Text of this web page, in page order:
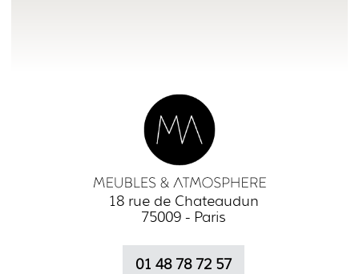
18 rue de Chateaudun
75009 - Paris
01 48 78 72 57